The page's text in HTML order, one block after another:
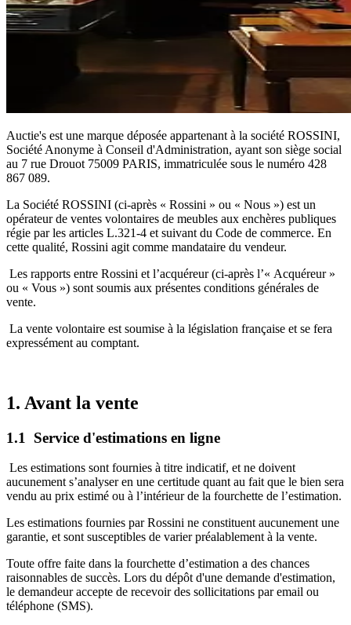
Auctie's est une marque déposée appartenant à la société ROSSINI,
Société Anonyme à Conseil d'Administration, ayant son siège social
au 7 rue Drouot 75009 PARIS, immatriculée sous le numéro 428
867 089.
La Société ROSSINI (ci-après « Rossini » ou « Nous ») est un
opérateur de ventes volontaires de meubles aux enchères publiques
régie par les articles L.321-4 et suivant du Code de commerce. En
cette qualité, Rossini agit comme mandataire du vendeur.
Les rapports entre Rossini et l’acquéreur (ci-après l’« Acquéreur »
ou « Vous ») sont soumis aux présentes conditions générales de
vente.
La vente volontaire est soumise à la législation française et se fera
expressément au comptant.
1. Avant la vente
1.1 Service d'estimations en ligne
Les estimations sont fournies à titre indicatif, et ne doivent
aucunement s’analyser en une certitude quant au fait que le bien sera
vendu au prix estimé ou à l’intérieur de la fourchette de l’estimation.
Les estimations fournies par Rossini ne constituent aucunement une
garantie, et sont susceptibles de varier préalablement à la vente.
Toute offre faite dans la fourchette d’estimation a des chances
raisonnables de succès. Lors du dépôt d'une demande d'estimation,
le demandeur accepte de recevoir des sollicitations par email ou
téléphone (SMS).